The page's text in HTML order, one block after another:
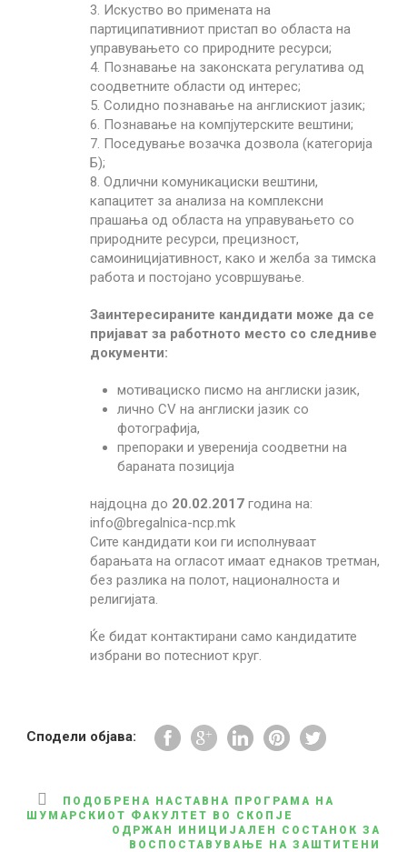
3. Искуство во примената на
партиципативниот пристап во областа на
управувањето со природните ресурси;
4. Познавање на законската регулатива од
соодветните области од интерес;
5. Солидно познавање на англискиот јазик;
6. Познавање на компјутерските вештини;
7. Поседување возачка дозвола (категорија
Б);
8. Одлични комуникациски вештини,
капацитет за анализа на комплексни
прашања од областа на управувањето со
природните ресурси, прецизност,
самоиницијативност, како и желба за тимска
работа и постојано усовршување.
Заинтересираните кандидати може да се
пријават за работното место со следниве
документи:
мотивациско писмо на англиски јазик,
лично CV на англиски јазик со
фотографија,
препораки и уверенија соодветни на
бараната позиција
најдоцна до 20.02.2017 година на:
info@bregalnica-ncp.mk
Сите кандидати кои ги исполнуваат
барањата на огласот имаат еднаков третман,
без разлика на полот, националноста и
религијата.
Ќе бидат контактирани само кандидатите
избрани во потесниот круг.
Сподели објава:
ПОДОБРЕНА НАСТАВНА ПРОГРАМА НА
ШУМАРСКИОТ ФАКУЛТЕТ ВО СКОПЈЕ
ОДРЖАН ИНИЦИЈАЛЕН СОСТАНОК ЗА
ВОСПОСТАВУВАЊЕ НА ЗАШТИТЕНИ